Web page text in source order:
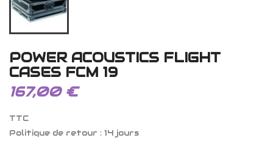
POWER ACOUSTICS FLIGHT
CASES FCM 19
167,00 €
TTC
Politique de retour : 14 jours